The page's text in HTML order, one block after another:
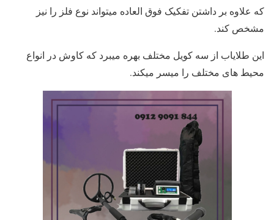
که علاوه بر داشتن تفکیک فوق العاده میتواند نوع فلز را نیز
مشخص کند.
این طلایاب از سه کویل مختلف بهره میبرد که کاوش در انواع
محیط های مختلف را میسر میکند.